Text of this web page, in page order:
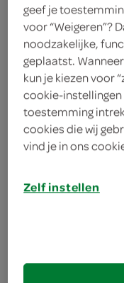
bakplaat met
bereiden
deel op
deel op
print recept
Snijd de
(maximaal 1/2
geef je
voor “Weigeren”?
noodzakelijke,
geplaatst.
kun je kiezen voor
cookie-instellingen
toestemming
cookies die wij
vind je in ons
Zelf instellen